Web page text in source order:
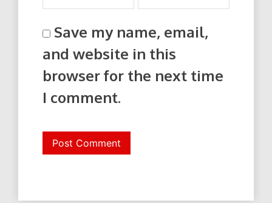
Save my name, email,
and website in this
browser for the next time
I comment.